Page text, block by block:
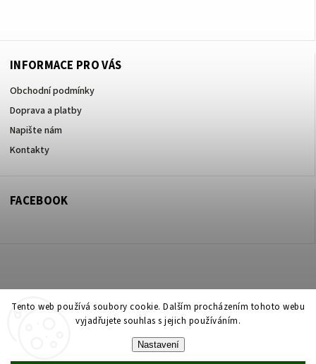
Tento web používá soubory cookie. Dalším procházením tohoto webu
vyjadřujete souhlas s jejich používáním.
Nastavení
INFORMACE PRO VÁS
Obchodní podmínky
Doprava a platby
Napište nám
Kontakty
FACEBOOK
Copyright 2026 ZOO ve dvoře Praha 5. Všechna práva vyhrazena.
Upravit nastavení cookies
Shoptet| Design